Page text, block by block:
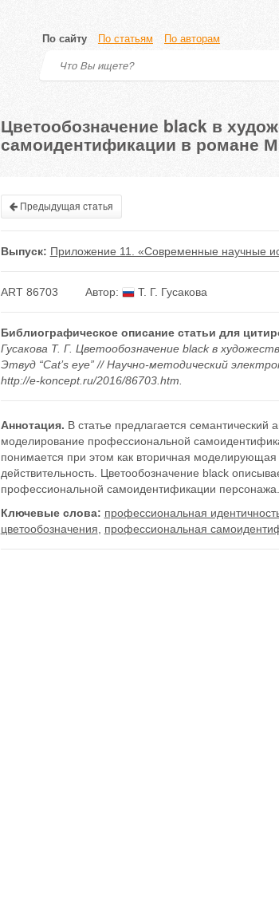
По сайту По статьям По авторам
Цветообозначение black в
самоидентификации в романе
Предыдущая статья
Выпуск: Приложение 11. «Современные научные
ART 86703 Автор: Т. Г. Гусакова
Библиографическое описание статьи для
Гусакова Т. Г. Цветообозначение black в
Этвуд “Cat’s eye” // Научно-методический
http://e-koncept.ru/2016/86703.htm.
Аннотация. В статье предлагается
моделирование профессиональной
понимается при этом как вторичная
действительность. Цветообозначение black
профессиональной самоидентификации персонажа.
Ключевые слова: профессиональная
цветообозначения
профессиональная